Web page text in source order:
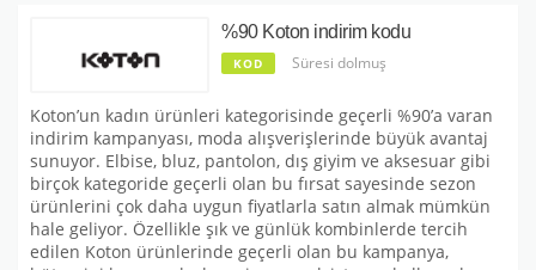
%90 Koton indirim kodu
KOD Süresi dolmuş
Koton’un kadın ürünleri kategorisinde geçerli %90’a varan
indirim kampanyası, moda alışverişlerinde büyük avantaj
sunuyor. Elbise, bluz, pantolon, dış giyim ve aksesuar gibi
birçok kategoride geçerli olan bu fırsat sayesinde sezon
ürünlerini çok daha uygun fiyatlarla satın almak mümkün
hale geliyor. Özellikle şık ve günlük kombinlerde tercih
edilen Koton ürünlerinde geçerli olan bu kampanya,